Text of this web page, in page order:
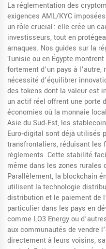
La réglementation des
exigences AML/KYC
un rôle crucial : elle crée un
investisseurs, tout en
arnaques. Nos guides sur la
Tunisie ou en Égypte
fortement d’un pays à
nécessité d’équilibrer
des tokens dont la valeur est
un actif réel offrent une porte
économies où la monnaie
Asie du Sud‑Est, les
Euro‑digital sont déjà utilisés
transfrontaliers, réduisant les
règlements. Cette stabilité
même dans les zones rurales
Parallèlement, la blockchain
utilisent la technologie
distribution et le paiement de
particulier dans les pays en
comme LO3 Energy ou
aux communautés de vendre
directement à leurs voisins,